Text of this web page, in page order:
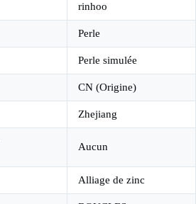
rinhoo
Perle
Perle simulée
CN (Origine)
Zhejiang
Aucun
Alliage de zinc